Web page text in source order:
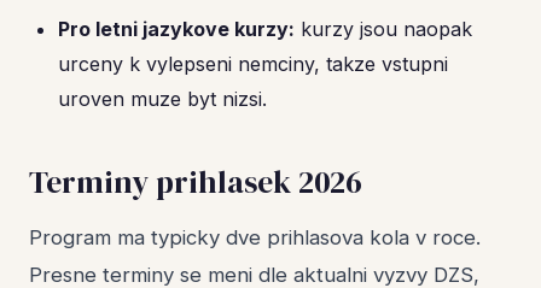
Pro letni jazykove kurzy: kurzy jsou naopak
urceny k vylepseni nemciny, takze vstupni
uroven muze byt nizsi.
Terminy prihlasek 2026
Program ma typicky dve prihlasova kola v roce.
Presne terminy se meni dle aktualni vyzvy DZS,